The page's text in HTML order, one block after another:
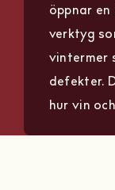
öppnar
verktyg
vintermer
defekter.
hur vin